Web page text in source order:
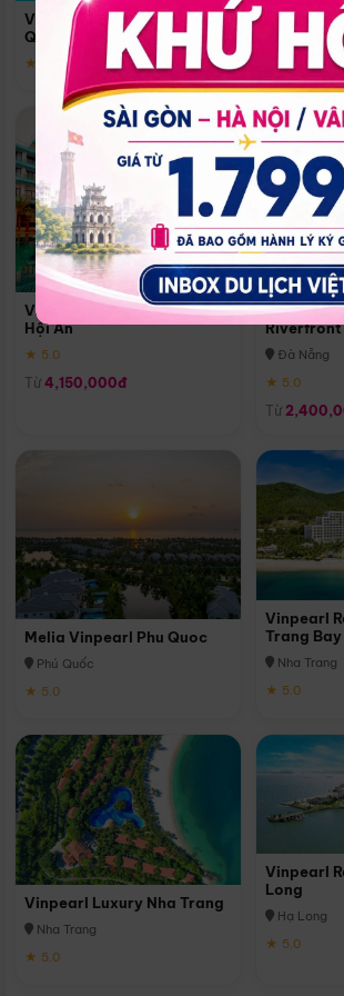
Vinpearl Resort & Spa Phu
Quoc
★ 5.0
Quoc
Phú Quốc
★ 5.0
Vinpearl Resort & Golf Nam
Hội An
★ 5.0
Từ 4,150,000đ
Melia
Riverfront
Đà Nẵng
★ 5.0
Từ
Melia Vinpearl Phu Quoc
Phú Quốc
★ 5.0
Vinpearl
Trang Bay
Nha Trang
★ 5.0
Vinpearl Luxury Nha Trang
Nha Trang
★ 5.0
Vinpearl
Long
Hạ Long
★ 5.0